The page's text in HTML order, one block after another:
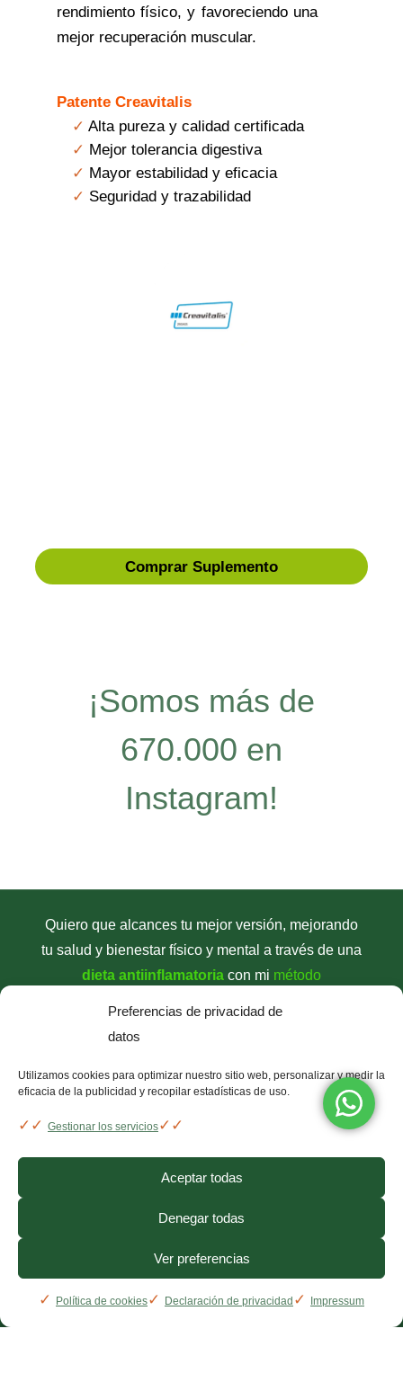
Preferencias de privacidad de
datos
Utilizamos cookies para optimizar nuestro sitio web, personalizar y medir la
eficacia de la publicidad y recopilar estadísticas de uso.
Gestionar los servicios
Aceptar todas
Denegar todas
Ver preferencias
Política de cookies Declaración de privacidad Impressum
rendimiento físico, y favoreciendo una
mejor recuperación muscular.
Patente Creavitalis
Alta pureza y calidad certificada
Mejor tolerancia digestiva
Mayor estabilidad y eficacia
Seguridad y trazabilidad
Comprar Suplemento
¡Somos más de
670.000 en
Instagram!
Quiero que alcances tu mejor versión, mejorando
tu salud y bienestar físico y mental a través de una
dieta antiinflamatoriacon mi método